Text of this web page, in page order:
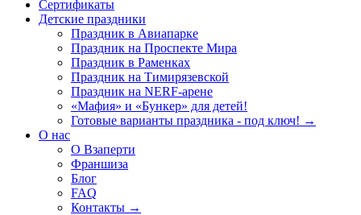
Сертификаты
Детские праздники
Праздник в Авиапарке
Праздник на Проспекте Мира
Праздник в Раменках
Праздник на Тимирязевской
Праздник на NERF-арене
«Мафия» и «Бункер» для детей!
Готовые варианты праздника - под ключ! →
О нас
О Взаперти
Франшиза
Блог
FAQ
Контакты →